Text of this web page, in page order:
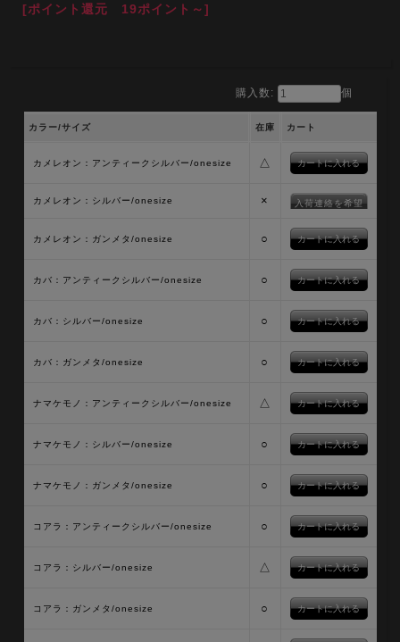
[ポイント還元 19ポイント～]
購入数: 個
カラー/サイズ 在庫 カート
カメレオン：アンティークシルバー/onesize △
カメレオン：シルバー/onesize × 入荷連絡を希望
カメレオン：ガンメタ/onesize ○
カバ：アンティークシルバー/onesize ○
カバ：シルバー/onesize ○
カバ：ガンメタ/onesize ○
ナマケモノ：アンティークシルバー/onesize △
ナマケモノ：シルバー/onesize ○
ナマケモノ：ガンメタ/onesize ○
コアラ：アンティークシルバー/onesize ○
コアラ：シルバー/onesize △
コアラ：ガンメタ/onesize ○